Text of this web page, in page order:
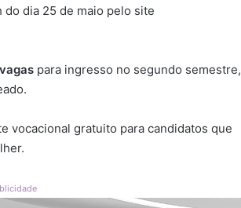
dia 25 de maio pelo site
para ingresso no segundo semestre,
vocacional gratuito para candidatos que